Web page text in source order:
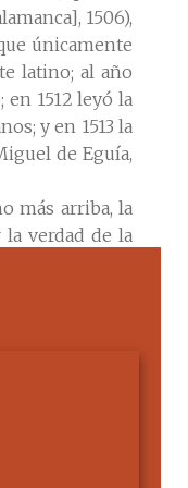
1506),
únicamente
latino; al año
1512 leyó la
y en 1513 la
de Eguía,
más arriba, la
verdad de la
cuarto de la
de la lengua